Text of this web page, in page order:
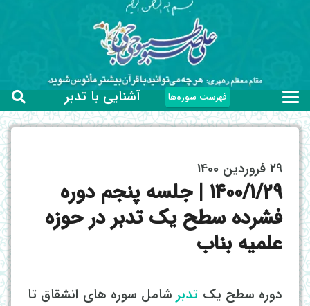
فهرست سوره‌ها آشنایی با تدبر
29 فروردین 1400
۱۴۰۰/۱/29 | جلسه پنجم دوره
فشرده سطح یک تدبر در حوزه
علمیه بناب
دوره سطح یک تدبرشامل سوره های انشقاق تا